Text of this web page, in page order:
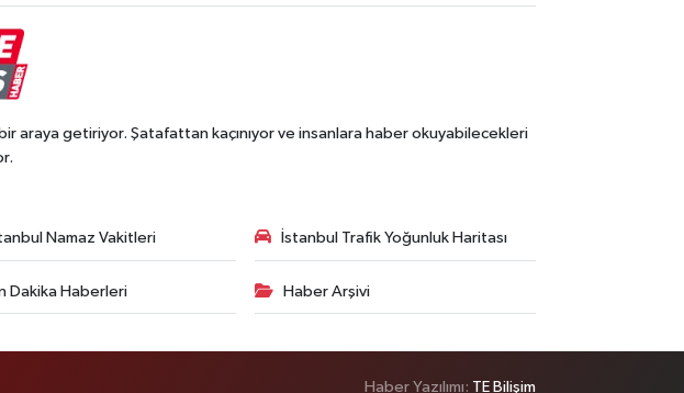
araya getiriyor. Şatafattan kaçınıyor ve insanlara haber okuyabilecekleri
Namaz Vakitleri İstanbul Trafik Yoğunluk Haritası
Dakika Haberleri Haber Arşivi
Haber Yazılımı: TE Bilişim